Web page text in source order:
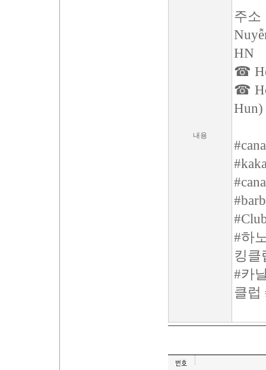
내용
주소
HN
☎
☎
Hun)
#하
킹클
#카
클럽